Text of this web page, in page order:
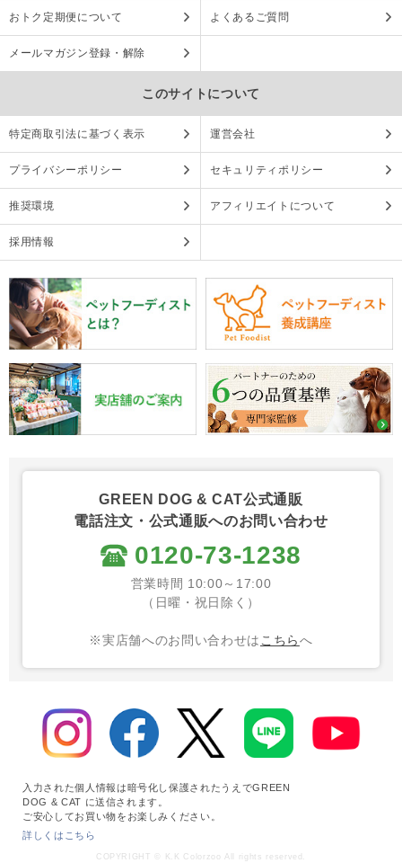
おトク定期便について よくあるご質問
メールマガジン登録・解除
このサイトについて
特定商取引法に基づく表示 運営会社
プライバシーポリシー セキュリティポリシー
推奨環境 アフィリエイトについて
採用情報
GREEN DOG & CAT公式通販
電話注文・公式通販へのお問い合わせ
0120-73-1238
営業時間 10:00～17:00
（日曜・祝日除く）
※実店舗へのお問い合わせはこちらへ
入力された個人情報は暗号化し保護されたうえでGREEN
DOG & CAT に送信されます。
ご安心してお買い物をお楽しみください。
詳しくはこちら
COPYRIGHT © K.K Colorzoo All rights reserved.